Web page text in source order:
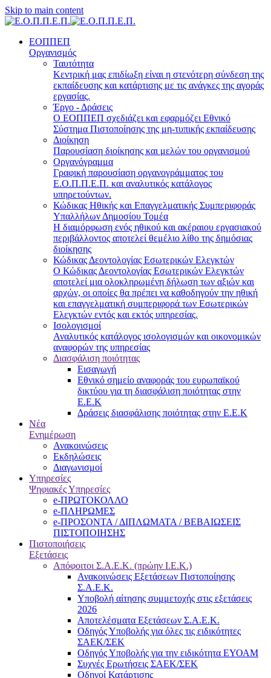
Skip to main content
ΕΟΠΠΕΠ
Οργανισμός
Ταυτότητα
Κεντρική μας επιδίωξη είναι η στενότερη σύνδεση της
εκπαίδευσης και κατάρτισης με τις ανάγκες της αγοράς
εργασίας.
Έργο - Δράσεις
Ο ΕΟΠΠΕΠ σχεδιάζει και εφαρμόζει Eθνικό
Σύστημα Πιστοποίησης της μη-τυπικής εκπαίδευσης
Διοίκηση
Παρουσίαση διοίκησης και μελών του οργανισμού
Οργανόγραμμα
Γραφική παρουσίαση οργανογράμματος του
Ε.Ο.Π.Π.Ε.Π. και αναλυτικός κατάλογος
υπηρετούντων.
Κώδικας Ηθικής και Επαγγελματικής Συμπεριφοράς
Υπαλλήλων Δημοσίου Τομέα
Η διαμόρφωση ενός ηθικού και ακέραιου εργασιακού
περιβάλλοντος αποτελεί θεμέλιο λίθο της δημόσιας
διοίκησης
Κώδικας Δεοντολογίας Εσωτερικών Ελεγκτών
Ο Κώδικας Δεοντολογίας Εσωτερικών Ελεγκτών
αποτελεί μια ολοκληρωμένη δήλωση των αξιών και
αρχών, οι οποίες θα πρέπει να καθοδηγούν την ηθική
και επαγγελματική συμπεριφορά των Εσωτερικών
Ελεγκτών εντός και εκτός υπηρεσίας.
Ισολογισμοί
Αναλυτικός κατάλογος ισολογισμών και οικονομικών
αναφορών της υπηρεσίας
Διασφάλιση ποιότητας
Εισαγωγή
Εθνικό σημείο αναφοράς του ευρωπαϊκού
δικτύου για τη διασφάλιση ποιότητας στην
Ε.Ε.Κ
Δράσεις διασφάλισης ποιότητας στην Ε.Ε.Κ
Νέα
Ενημέρωση
Ανακοινώσεις
Εκδηλώσεις
Διαγωνισμοί
Υπηρεσίες
Ψηφιακές Υπηρεσίες
e-ΠΡΩΤΟΚΟΛΛΟ
e-ΠΛΗΡΩΜΕΣ
e-ΠΡΟΣΟΝΤΑ / ΔΙΠΛΩΜΑΤΑ / ΒΕΒΑΙΩΣΕΙΣ
ΠΙΣΤΟΠΟΙΗΣΗΣ
Πιστοποιήσεις
Εξετάσεις
Απόφοιτοι Σ.Α.Ε.Κ. (πρώην Ι.Ε.Κ.)
Ανακοινώσεις Εξετάσεων Πιστοποίησης
Σ.Α.Ε.Κ.
Υποβολή αίτησης συμμετοχής στις εξετάσεις
2026
Αποτελέσματα Εξετάσεων Σ.Α.Ε.Κ.
Οδηγός Υποβολής για όλες τις ειδικότητες
ΣΑΕΚ/ΣΕΚ
Οδηγός Υποβολής για την ειδικότητα ΕΥΟΑΜ
Συχνές Ερωτήσεις ΣΑΕΚ/ΣΕΚ
Οδηγοί Κατάρτισης